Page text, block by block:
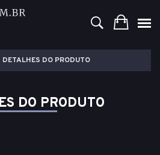
DETALHES DO PRODUTO
DO PRODUTO